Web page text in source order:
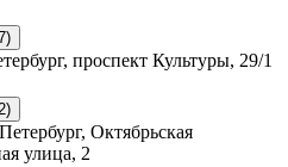
проспект Культуры, 29/1
Октябрьская
улица, 2